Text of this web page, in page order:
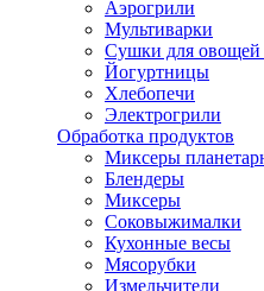
Аэрогрили
Мультиварки
Сушки для овощей
Йогуртницы
Хлебопечи
Электрогрили
Обработка продуктов
Миксеры
Блендеры
Миксеры
Соковыжималки
Кухонные весы
Мясорубки
Измельчители